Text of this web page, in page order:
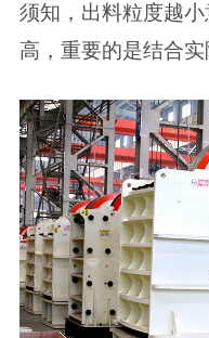
须知，出料粒度越
高，重要的是结合实